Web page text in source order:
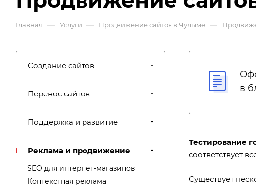
Главная — Услуги — Продвижение сайтов в Чулыме —
в
Тестирование
соответствует
Существует
Создание сайтов
Перенос сайтов
Поддержка и развитие
Реклама и продвижение
SEO для интернет-магазинов
Контекстная реклама